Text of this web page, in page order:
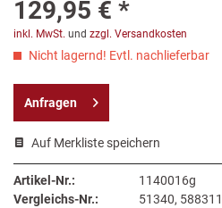
129,95 € *
inkl. MwSt. und zzgl. Versandkosten
Nicht lagernd! Evtl. nachlieferbar
Anfragen
Auf Merkliste speichern
Artikel-Nr.:
1140016g
Vergleichs-Nr.:
51340,